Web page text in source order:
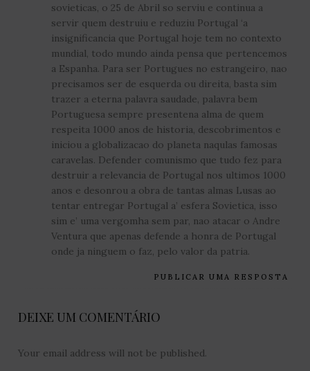
PUBLICAR UMA RESPOSTA
sovieticas, o 25 de Abril so serviu e continua a
servir quem destruiu e reduziu Portugal ‘a
insignificancia que Portugal hoje tem no contexto
mundial, todo mundo ainda pensa que pertencemos
a Espanha. Para ser Portugues no estrangeiro, nao
precisamos ser de esquerda ou direita, basta sim
trazer a eterna palavra saudade, palavra bem
Portuguesa sempre presentena alma de quem
respeita 1000 anos de historia, descobrimentos e
iniciou a globalizacao do planeta naqulas famosas
caravelas. Defender comunismo que tudo fez para
destruir a relevancia de Portugal nos ultimos 1000
anos e desonrou a obra de tantas almas Lusas ao
tentar entregar Portugal a’ esfera Sovietica, isso
sim e’ uma vergomha sem par, nao atacar o Andre
Ventura que apenas defende a honra de Portugal
onde ja ninguem o faz, pelo valor da patria.
DEIXE UM COMENTÁRIO
Your email address will not be published.